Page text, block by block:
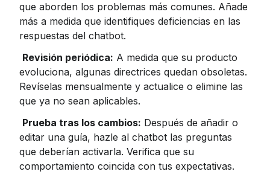
que aborden los problemas más comunes. Añade
más a medida que identifiques deficiencias en las
respuestas del chatbot.
Revisión periódica: A medida que su producto
evoluciona, algunas directrices quedan obsoletas.
Revíselas mensualmente y actualice o elimine las
que ya no sean aplicables.
Prueba tras los cambios: Después de añadir o
editar una guía, hazle al chatbot las preguntas
que deberían activarla. Verifica que su
comportamiento coincida con tus expectativas.